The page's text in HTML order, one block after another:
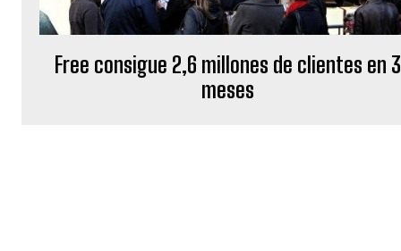
Free consigue 2,6 millones de clientes en 3
meses